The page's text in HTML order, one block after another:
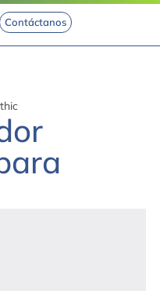
Contáctanos